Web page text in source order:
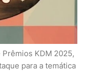
KDM 2025,
para a temática